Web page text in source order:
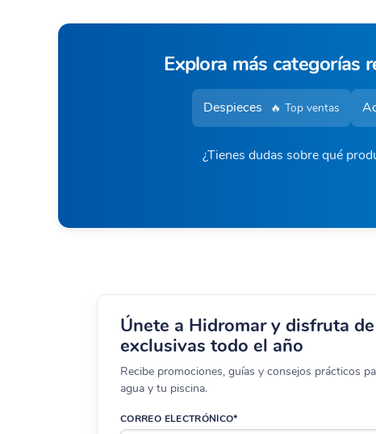
Explora más categorías
Despieces 🔥 Top ventas
¿Tienes dudas sobre qué
Únete a Hidromar y disfruta
exclusivas todo el año
Recibe promociones, guías y consejos prácticos
agua y tu piscina.
CORREO ELECTRÓNICO*